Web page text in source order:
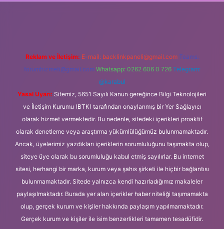
Reklam ve İletişim: E-mail: backlinkpaneli@gmail.com Teams:
forumhizmeti@gmail.com Whatsapp: 0262 606 0 726 Telegram:
@karabul
Yasal Uyarı: Sitemiz, 5651 Sayılı Kanun gereğince Bilgi Teknolojileri
ve İletişim Kurumu (BTK) tarafından onaylanmış bir Yer Sağlayıcı
olarak hizmet vermektedir. Bu nedenle, sitedeki içerikleri proaktif
olarak denetleme veya araştırma yükümlülüğümüz bulunmamaktadır.
Ancak, üyelerimiz yazdıkları içeriklerin sorumluluğunu taşımakta olup,
siteye üye olarak bu sorumluluğu kabul etmiş sayılırlar. Bu internet
sitesi, herhangi bir marka, kurum veya şahıs şirketi ile hiçbir bağlantısı
bulunmamaktadır. Sitede yalnızca kendi hazırladığımız makaleler
paylaşılmaktadır. Burada yer alan içerikler haber niteliği taşımamakta
olup, gerçek kurum ve kişiler hakkında paylaşım yapılmamaktadır.
Gerçek kurum ve kişiler ile isim benzerlikleri tamamen tesadüfidir.